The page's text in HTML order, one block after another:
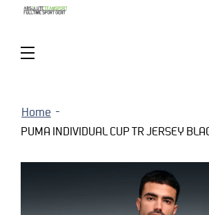
Home
PUMA INDIVIDUAL CUP TR JERSEY